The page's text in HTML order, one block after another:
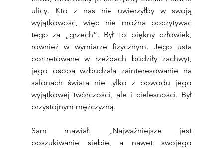
ulicy. Kto z nas nie uwierzyłby w swoją
wyjątkowość, więc nie można poczytywać
tego za „grzech”. Był to piękny człowiek,
również w wymiarze fizycznym. Jego usta
portretowane w rzeźbach budziły zachwyt,
jego osoba wzbudzała zainteresowanie na
salonach świata nie tylko z powodu jego
wyjątkowej twórczości, ale i cielesności. Był
przystojnym mężczyzną.
Sam mawiał: „Najważniejsze jest
poszukiwanie siebie, a nawet swojego